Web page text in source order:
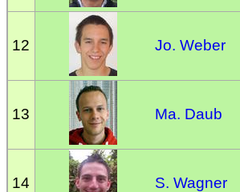
12 Jo. Weber
13 Ma. Daub
14 S. Wagner